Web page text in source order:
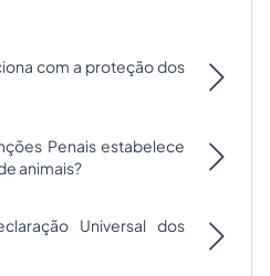
com a proteção dos
Penais estabelece
animais?
Universal dos